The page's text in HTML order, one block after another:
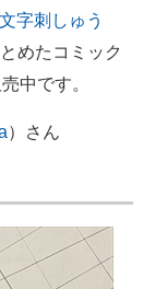
字刺しゅう
めたコミック
中です。
）さん